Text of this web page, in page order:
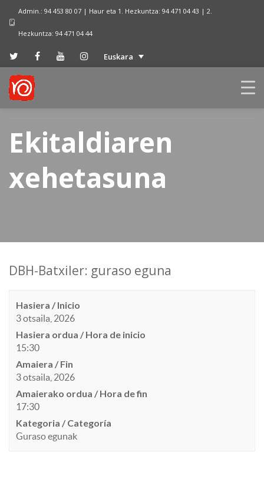
Admin.: 94 453 80 07 | Haur eta 1. Hezkuntza: 94 471 04 43 | 2.
Hezkuntza: 94 471 04 44
Euskara
Ekitaldiaren
xehetasuna
DBH-Batxiler: guraso eguna
Hasiera / Inicio
3 otsaila, 2026
Hasiera ordua / Hora de inicio
15:30
Amaiera / Fin
3 otsaila, 2026
Amaierako ordua / Hora de fin
17:30
Kategoria / Categoría
Guraso egunak